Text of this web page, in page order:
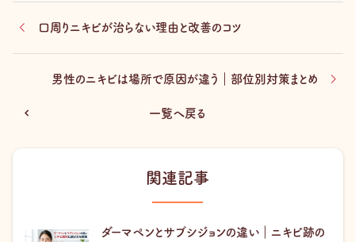
口周りニキビが治らない理由と改善のコツ
一覧へ戻る
男性のニキビは場所で原因が違う｜部位別対策まとめ
関連記事
ダーマペンとサブシジョンの違い｜ニキビ跡の